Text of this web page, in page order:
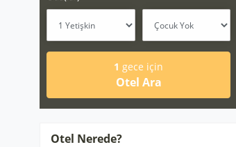
1 gece için
Otel Ara
Otel Nerede?